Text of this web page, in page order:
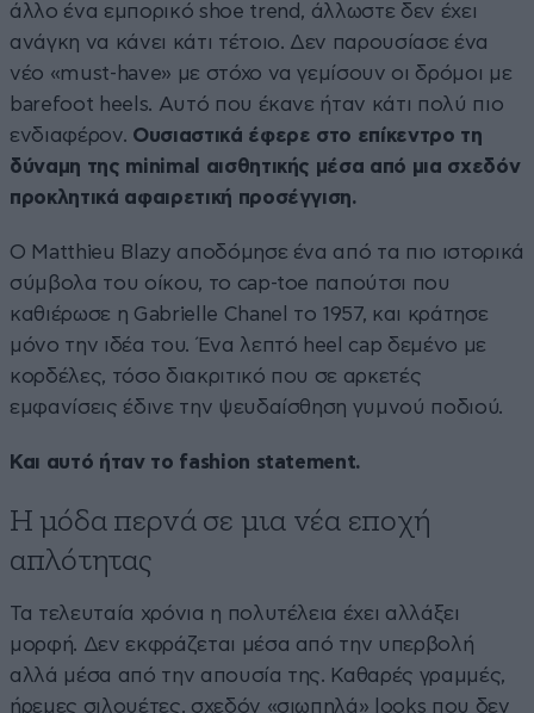
άλλο ένα εμπορικό shoe trend, άλλωστε δεν έχει
ανάγκη να κάνει κάτι τέτοιο. Δεν παρουσίασε ένα
νέο «must-have» με στόχο να γεμίσουν οι δρόμοι με
barefoot heels. Αυτό που έκανε ήταν κάτι πολύ πιο
ενδιαφέρον. Ουσιαστικά έφερε στο επίκεντρο τη
δύναμη της minimal αισθητικής μέσα από μια σχεδόν
προκλητικά αφαιρετική προσέγγιση.
Ο Matthieu Blazy αποδόμησε ένα από τα πιο ιστορικά
σύμβολα του οίκου, το cap-toe παπούτσι που
καθιέρωσε η Gabrielle Chanel το 1957, και κράτησε
μόνο την ιδέα του. Ένα λεπτό heel cap δεμένο με
κορδέλες, τόσο διακριτικό που σε αρκετές
εμφανίσεις έδινε την ψευδαίσθηση γυμνού ποδιού.
Και αυτό ήταν το fashion statement.
Η μόδα περνά σε μια νέα εποχή
απλότητας
Τα τελευταία χρόνια η πολυτέλεια έχει αλλάξει
μορφή. Δεν εκφράζεται μέσα από την υπερβολή
αλλά μέσα από την απουσία της. Καθαρές γραμμές,
ήρεμες σιλουέτες, σχεδόν «σιωπηλά» looks που δεν